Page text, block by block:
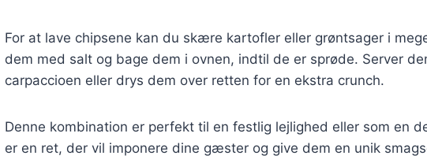
For at lave chipsene kan du skære kartofler eller grøntsager i
dem med salt og bage dem i ovnen, indtil de er sprøde. Server
carpaccioen eller drys dem over retten for en ekstra crunch.
Denne kombination er perfekt til en festlig lejlighed eller som en
er en ret, der vil imponere dine gæster og give dem en unik